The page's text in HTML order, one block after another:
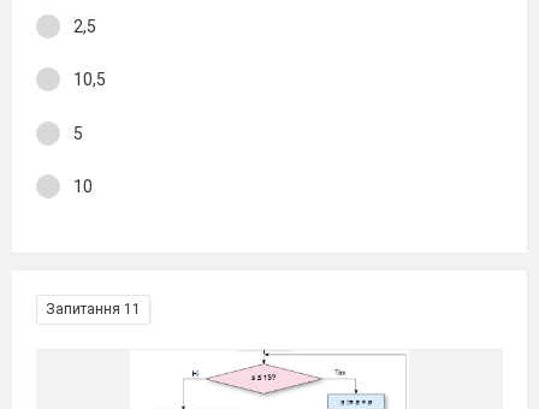
2,5
10,5
5
10
Запитання 11